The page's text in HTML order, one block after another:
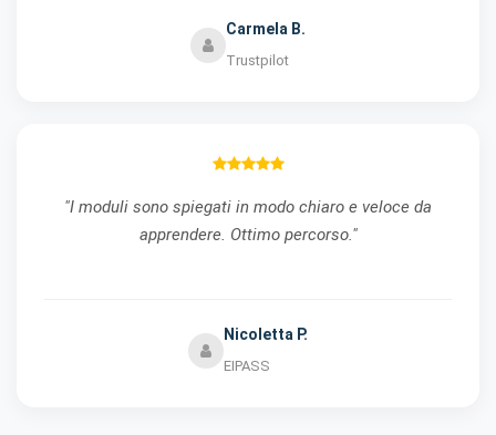
Carmela B.
Trustpilot
"I moduli sono spiegati in modo chiaro e veloce da
apprendere. Ottimo percorso."
Nicoletta P.
EIPASS